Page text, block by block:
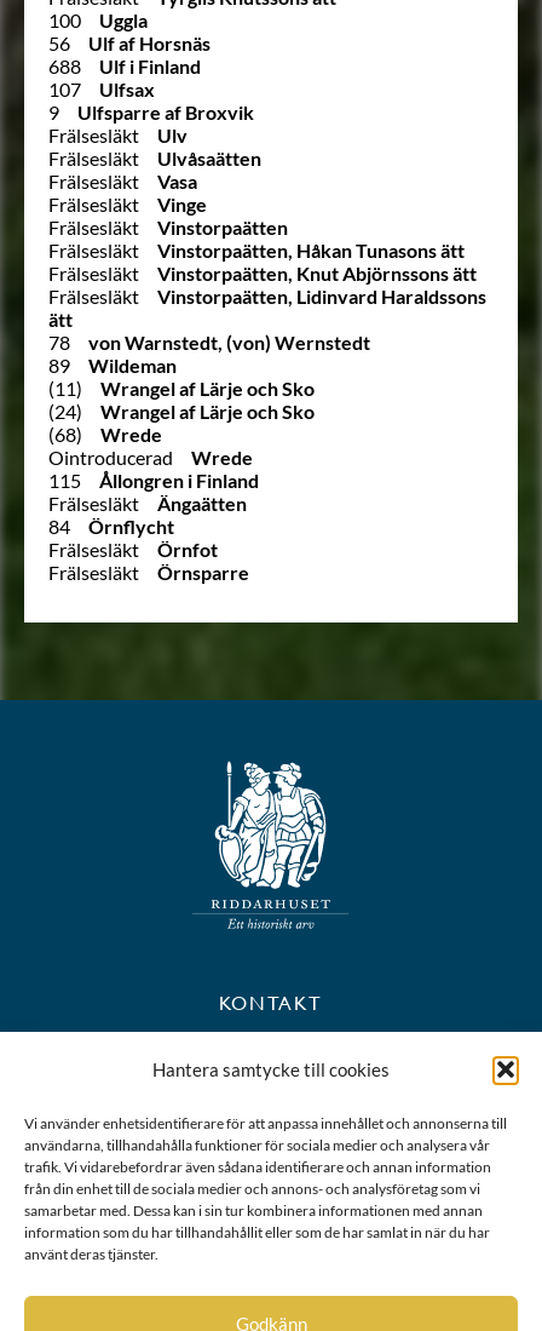
Hantera samtycke till cookies
Vi använder enhetsidentifierare för att anpassa innehållet och annonserna till
användarna, tillhandahålla funktioner för sociala medier och analysera vår
trafik. Vi vidarebefordrar även sådana identifierare och annan information
från din enhet till de sociala medier och annons- och analysföretag som vi
samarbetar med. Dessa kan i sin tur kombinera informationen med annan
information som du har tillhandahållit eller som de har samlat in när du har
använt deras tjänster.
Godkänn
100
Uggla
56
Ulf af Horsnäs
688
Ulf i Finland
107
Ulfsax
9
Ulfsparre af Broxvik
Frälsesläkt
Ulv
Frälsesläkt
Ulvåsaätten
Frälsesläkt
Vasa
Frälsesläkt
Vinge
Frälsesläkt
Vinstorpaätten
Frälsesläkt
Vinstorpaätten, Håkan Tunasons ätt
Frälsesläkt
Vinstorpaätten, Knut Abjörnssons ätt
Frälsesläkt
Vinstorpaätten, Lidinvard Haraldssons
ätt
78
von Warnstedt, (von) Wernstedt
89
Wildeman
(11)
Wrangel af Lärje och Sko
(24)
Wrangel af Lärje och Sko
(68)
Wrede
Ointroducerad
Wrede
115
Ållongren i Finland
Frälsesläkt
Ängaätten
84
Örnflycht
Frälsesläkt
Örnfot
Frälsesläkt
Örnsparre
KONTAKT
BESÖKS- OCH POSTADRESS
Riddarhustorget 10
Karta